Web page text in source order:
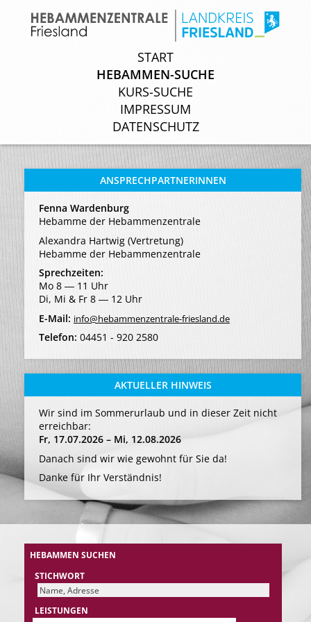
START
HEBAMMEN-SUCHE
KURS-SUCHE
IMPRESSUM
DATENSCHUTZ
START
HEBAMMEN-SUCHE
KURS-SUCHE
IMPRESSUM
DATENSCHUTZ
ANSPRECHPARTNERINNEN
Fenna Wardenburg
Hebamme der Hebammenzentrale
Alexandra Hartwig (Vertretung)
Hebamme der Hebammenzentrale
Sprechzeiten:
Mo 8 ― 11 Uhr
Di, Mi & Fr 8 ― 12 Uhr
E-Mail: info@hebammenzentrale-friesland.de
Telefon: 04451 - 920 2580
AKTUELLER HINWEIS
Wir sind im Sommerurlaub und in dieser Zeit nicht
erreichbar:
Fr, 17.07.2026 – Mi, 12.08.2026
Danach sind wir wie gewohnt für Sie da!
Danke für Ihr Verständnis!
HEBAMMEN SUCHEN
STICHWORT
LEISTUNGEN